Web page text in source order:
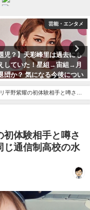
アフィリエイト
ン ワンデー【もれなく1箱
】 1箱 10枚 入/3箱合計 30
ReVIA 1day COLOR あす
無料(ネコポス)
平野紫耀の初体験相手と噂され
と判明！
初体験相手と噂さ
じ通信制高校の水